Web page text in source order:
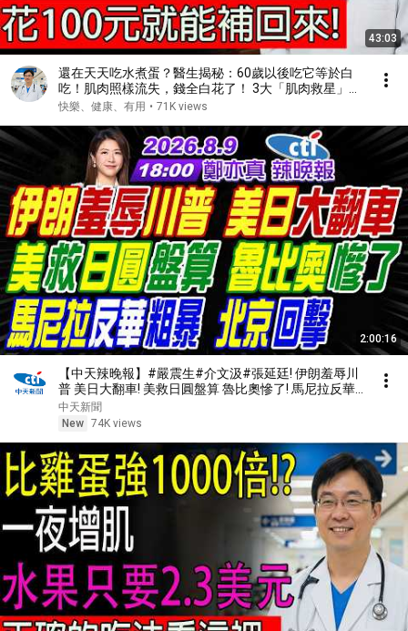
43:03
還在天天吃水煮蛋？醫生揭秘：60歲以後吃它等於白
吃！肌肉照樣流失，錢全白花了！ 3大「肌肉救星」食
物， 幫你找迴力量！#健康#健康飲食 #養老生活 #老
快樂、健康、有用 • 71K views
2:00:16
【中天辣晚報】#嚴震生#介文汲#張延廷! 伊朗羞辱川
普 美日大翻車! 美救日圓盤算 魯比奧慘了! 馬尼拉反華
粗暴 北京回擊!｜鄭亦真辣晚報20260809完整版 @中
天新聞CtiNews
中天新聞
New 74K views